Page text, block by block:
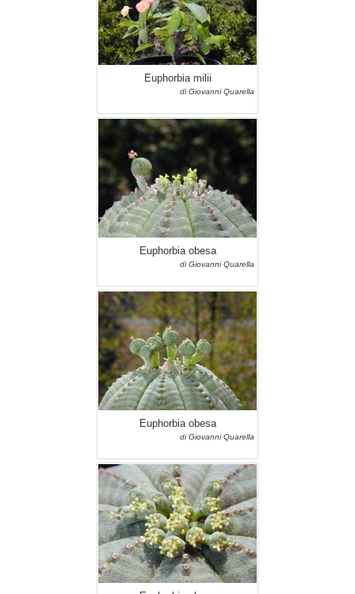
Euphorbia milii
di Giovanni Quarella
Euphorbia obesa
di Giovanni Quarella
Euphorbia obesa
di Giovanni Quarella